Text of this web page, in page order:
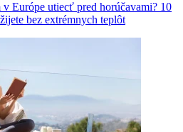
Európe utiecť pred horúčavami? 10
bez extrémnych teplôt